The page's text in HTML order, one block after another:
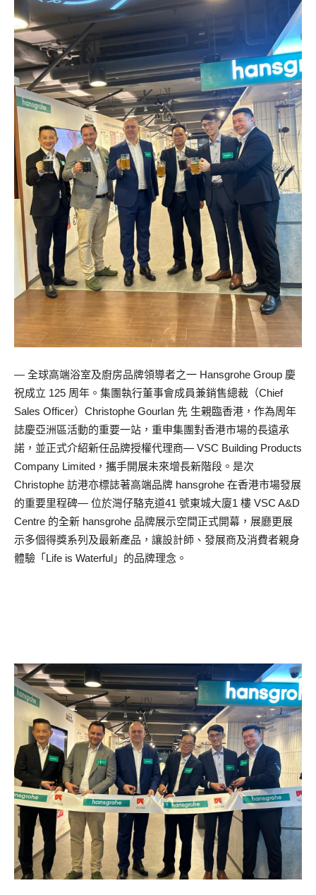
— 全球高端浴室及廚房品牌領導者之一 Hansgrohe Group 慶
祝成立 125 周年。集團執行董事會成員兼銷售總裁（Chief
Sales Officer）Christophe Gourlan 先 生親臨香港，作為周年
誌慶亞洲區活動的重要一站，重申集團對香港市場的長遠承
諾，並正式介紹新任品牌授權代理商— VSC Building Products
Company Limited，攜手開展未來增長新階段。是次
Christophe 訪港亦標誌著高端品牌 hansgrohe 在香港市場發展
的重要里程碑— 位於灣仔駱克道41 號東城大廈1 樓 VSC A&D
Centre 的全新 hansgrohe 品牌展示空間正式開幕，展廳更展
示多個得獎系列及最新產品，讓設計師、發展商及消費者親身
體驗「Life is Waterful」的品牌理念。